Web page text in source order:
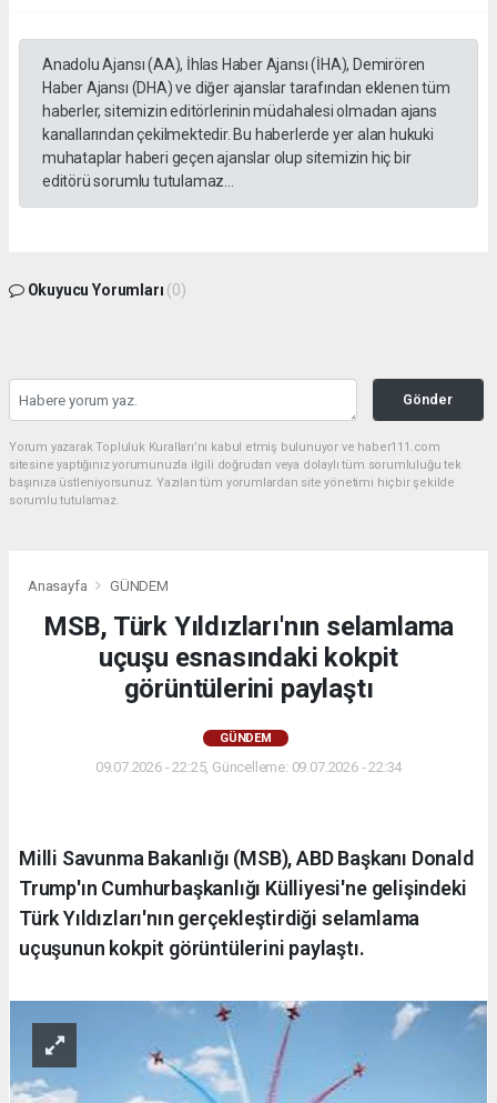
Anadolu Ajansı (AA), İhlas Haber Ajansı (İHA), Demirören
Haber Ajansı (DHA) ve diğer ajanslar tarafından eklenen tüm
haberler, sitemizin editörlerinin müdahalesi olmadan ajans
kanallarından çekilmektedir. Bu haberlerde yer alan hukuki
muhataplar haberi geçen ajanslar olup sitemizin hiç bir
editörü sorumlu tutulamaz...
Okuyucu Yorumları (0)
Gönder
Yorum yazarak Topluluk Kuralları’nı kabul etmiş bulunuyor ve haber111.com
sitesine yaptığınız yorumunuzla ilgili doğrudan veya dolaylı tüm sorumluluğu tek
başınıza üstleniyorsunuz. Yazılan tüm yorumlardan site yönetimi hiçbir şekilde
sorumlu tutulamaz.
Anasayfa GÜNDEM
MSB, Türk Yıldızları'nın selamlama
uçuşu esnasındaki kokpit
görüntülerini paylaştı
GÜNDEM
09.07.2026 - 22:25, Güncelleme: 09.07.2026 - 22:34
Milli Savunma Bakanlığı (MSB), ABD Başkanı Donald
Trump'ın Cumhurbaşkanlığı Külliyesi'ne gelişindeki
Türk Yıldızları'nın gerçekleştirdiği selamlama
uçuşunun kokpit görüntülerini paylaştı.